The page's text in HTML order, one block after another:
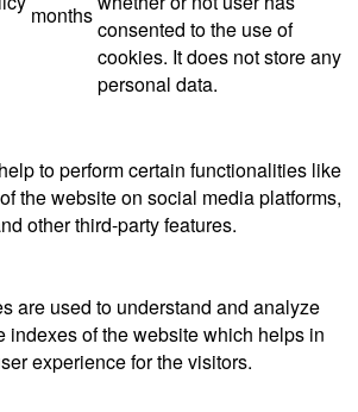
months
consented to the use of
cookies. It does not store any
personal data.
to perform certain functionalities like
the website on social media platforms,
other third-party features.
are used to understand and analyze
indexes of the website which helps in
experience for the visitors.